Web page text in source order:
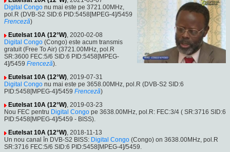
Digital Congo nu mai este pe 3721.00MHz,
pol.R (DVB-S2 SID:6 PID:5458[MPEG-4]/5459
Frenceză)
Eutelsat 10A (12°W), 2020-02-08
Digital Congo (Congo) este acum transmis
gratuit (Free To Air) (3721.00MHz, pol.R
SR:3600 FEC:5/6 SID:6 PID:5458[MPEG-
4]/5459 Frenceză).
Eutelsat 10A (12°W), 2019-07-31
Digital Congo nu mai este pe 3658.00MHz, pol.R (DVB-S2 SID:6
PID:5458[MPEG-4]/5459 Frenceză)
Eutelsat 10A (12°W), 2019-03-23
Nou FEC pentru Digital Congo pe 3638.00MHz, pol.R: FEC:3/4 ( SR:3716 SID:6
PID:5458[MPEG-4]/5459 - BISS).
Eutelsat 10A (12°W), 2018-11-13
Un nou canal în DVB-S2 BISS: Digital Congo (Congo) on 3638.00MHz, pol.R
SR:3716 FEC:5/6 SID:6 PID:5458[MPEG-4]/5459.